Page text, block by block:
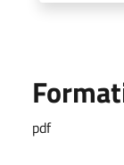
pdf